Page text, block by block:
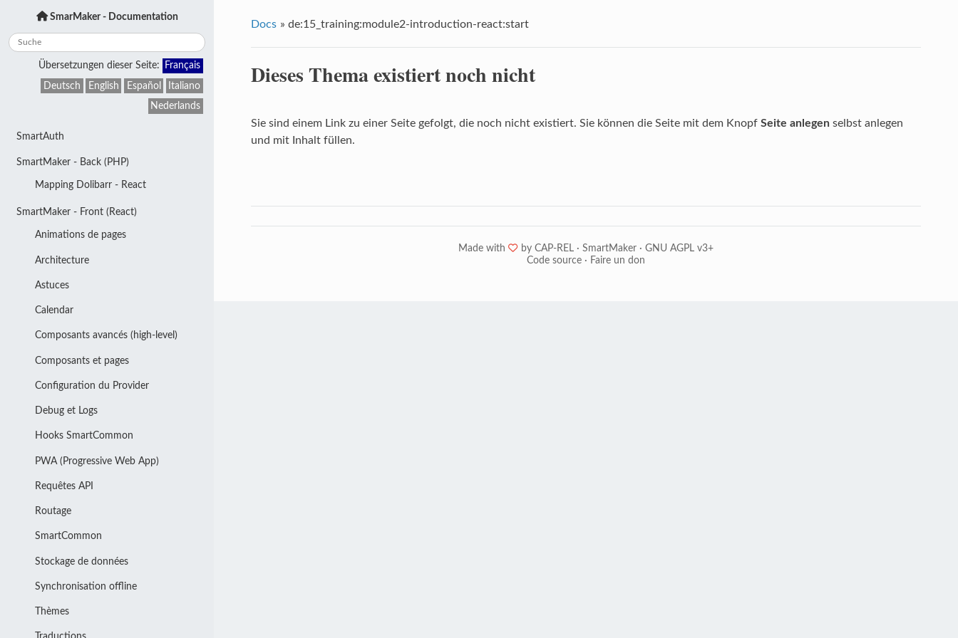
Docs » de:15_training:module2-introduction-react:start
Dieses Thema existiert noch nicht
Sie sind einem Link zu einer Seite gefolgt, die noch nicht existiert. Sie können die Seite mit dem Knopf Seite anlegenselbst anlegen
und mit Inhalt füllen.
Made with ❤ by CAP-REL · SmartMaker · GNU AGPL v3+
Code source · Faire un don
SmarMaker - Documentation
Übersetzungen dieser Seite:
Français
Deutsch
English Español
Italiano
Nederlands
SmartAuth
SmartMaker - Back (PHP)
Mapping Dolibarr - React
SmartMaker - Front (React)
Animations de pages
Architecture
Astuces
Calendar
Composants avancés (high-level)
Composants et pages
Configuration du Provider
Debug et Logs
Hooks SmartCommon
PWA (Progressive Web App)
Requêtes API
Routage
SmartCommon
Stockage de données
Synchronisation offline
Thèmes